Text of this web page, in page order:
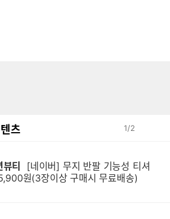
츠 1/2
티
원(3장이상 구매시 무료배송)